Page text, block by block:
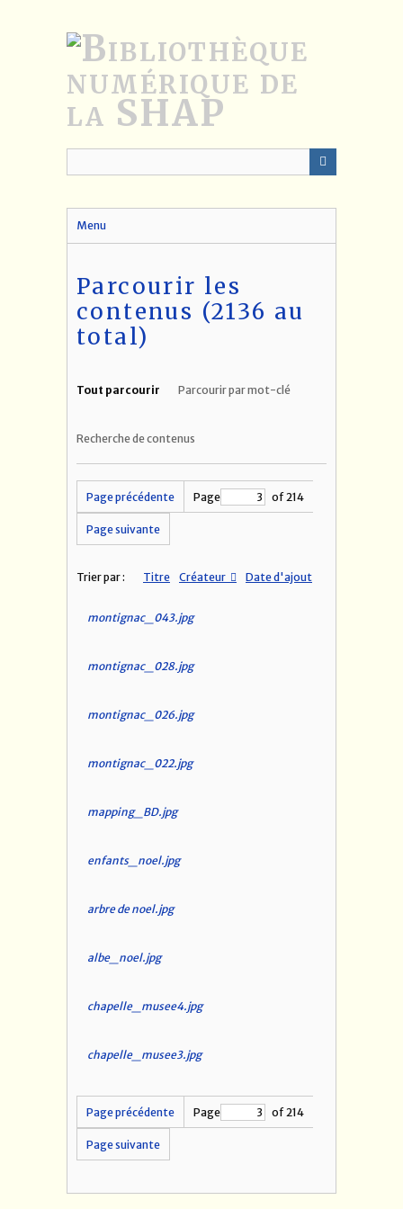
Menu
Parcourir les
contenus (2136 au
total)
Tout parcourir Parcourir par mot-clé
Recherche de contenus
Page précédente Page of 214
Page suivante
Trier par : Titre Créateur Date d'ajout
montignac_043.jpg
montignac_028.jpg
montignac_026.jpg
montignac_022.jpg
mapping_BD.jpg
enfants_noel.jpg
arbre de noel.jpg
albe_noel.jpg
chapelle_musee4.jpg
chapelle_musee3.jpg
Page précédente Page of 214
Page suivante